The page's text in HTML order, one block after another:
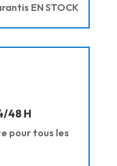
EN STOCK
48 H
pour tous les